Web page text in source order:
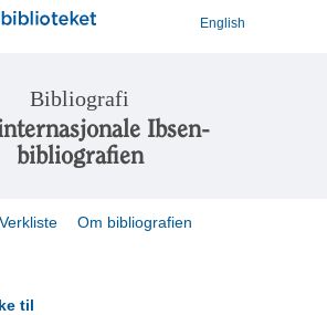
English
Bibliografi
Ibsen-
bibliografien
Verkliste Om bibliografien
til